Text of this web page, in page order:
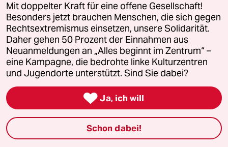
Verlag
Aktuelles
Hausblog
Die Seitenwende
Stellen
Mit doppelter Kraft für eine offene Gesellschaft!
Besonders jetzt brauchen Menschen, die sich gegen
Rechtsextremismus einsetzen, unsere Solidarität.
Daher gehen 50 Prozent der Einnahmen aus
Neuanmeldungen an „Alles beginnt im Zentrum“ –
eine Kampagne, die bedrohte linke Kulturzentren
und Jugendorte unterstützt. Sind Sie dabei?
 Ja, ich will
Schon dabei!